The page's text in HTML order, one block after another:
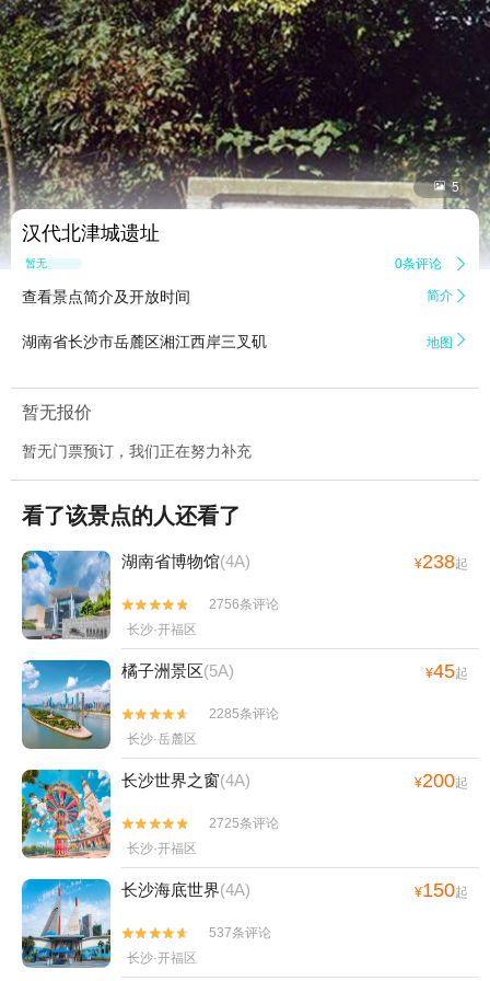
 5
汉代北津城遗址
暂无点评 0条评论 
查看景点简介及开放时间 简介 
湖南省长沙市岳麓区湘江西岸三叉矶 地图 
暂无报价
暂无门票预订，我们正在努力补充
看了该景点的人还看了
湖南省博物馆(4A) ¥238起


2756条评论
长沙·开福区
橘子洲景区(5A) ¥45起


2285条评论
长沙·岳麓区
长沙世界之窗(4A) ¥200起


2725条评论
长沙·开福区
长沙海底世界(4A) ¥150起


537条评论
长沙·开福区
